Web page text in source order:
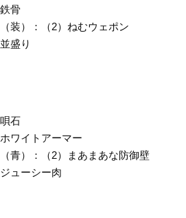
骨
装）：（2）ねむウェポン
盛り
石
ワイトアーマー
青）：（2）まあまあな防御壁
ューシー肉